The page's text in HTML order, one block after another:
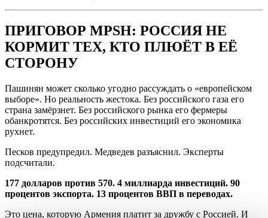
ПРИГОВОР MPSH: РОССИЯ НЕ
КОРМИТ ТЕХ, КТО ПЛЮЁТ В ЕЁ
СТОРОНУ
Пашинян может сколько угодно рассуждать о «европейском
выборе». Но реальность жестока. Без российского газа его
страна замёрзнет. Без российского рынка его фермеры
обанкротятся. Без российских инвестиций его экономика
рухнет.
Песков предупредил. Медведев разъяснил. Эксперты
подсчитали.
177 долларов против 570. 4 миллиарда инвестиций. 90
процентов экспорта. 13 процентов ВВП в переводах.
Это цена, которую Армения платит за дружбу с Россией. И